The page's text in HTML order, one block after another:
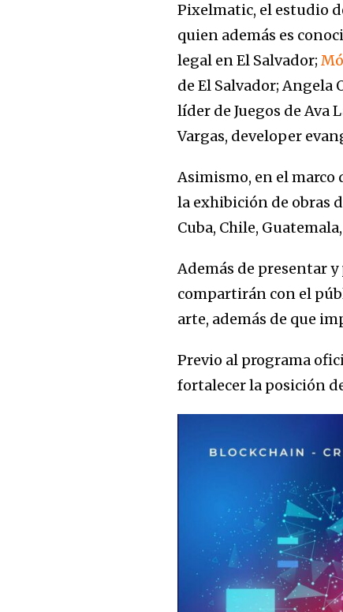
Pixelmatic, el estudio
quien además es
legal en El Salvador;
de El Salvador; Angela
líder de Juegos de Ava
Vargas, developer
Asimismo, en el marco
la exhibición de obras
Cuba, Chile,
Además de presentar
compartirán con el
arte, además de que
Previo al programa
fortalecer la posición